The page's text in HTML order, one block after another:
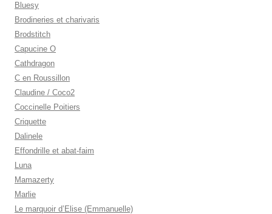
Bluesy
Brodineries et charivaris
Brodstitch
Capucine O
Cathdragon
C en Roussillon
Claudine / Coco2
Coccinelle Poitiers
Criquette
Dalinele
Effondrille et abat-faim
Luna
Mamazerty
Marlie
Le marquoir d’Elise (Emmanuelle)